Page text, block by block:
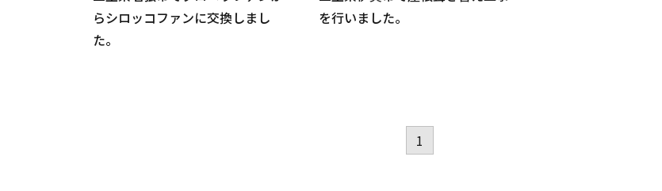
らシロッコファンに交換しまし
た。
を行いました。
1